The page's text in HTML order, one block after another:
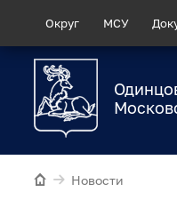
Округ МСУ
Новости